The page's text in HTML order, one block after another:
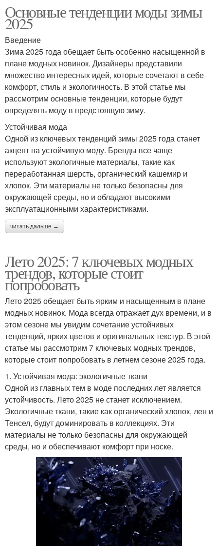
Основные тенденции моды зимы
2025
Введение
Зима 2025 года обещает быть особенно насыщенной в
плане модных новинок. Дизайнеры представили
множество интересных идей, которые сочетают в себе
комфорт, стиль и экологичность. В этой статье мы
рассмотрим основные тенденции, которые будут
определять моду в предстоящую зиму.
Устойчивая мода
Одной из ключевых тенденций зимы 2025 года станет
акцент на устойчивую моду. Бренды все чаще
используют экологичные материалы, такие как
переработанная шерсть, органический кашемир и
хлопок. Эти материалы не только безопасны для
окружающей среды, но и обладают высокими
эксплуатационными характеристиками.
читать дальше →
Лето 2025: 7 ключевых модных
трендов, которые стоит
попробовать
Лето 2025 обещает быть ярким и насыщенным в плане
модных новинок. Мода всегда отражает дух времени, и в
этом сезоне мы увидим сочетание устойчивых
тенденций, ярких цветов и оригинальных текстур. В этой
статье мы рассмотрим 7 ключевых модных трендов,
которые стоит попробовать в летнем сезоне 2025 года.
1. Устойчивая мода: экологичные ткани
Одной из главных тем в моде последних лет является
устойчивость. Лето 2025 не станет исключением.
Экологичные ткани, такие как органический хлопок, лен и
Тенсел, будут доминировать в коллекциях. Эти
материалы не только безопасны для окружающей
среды, но и обеспечивают комфорт при носке.